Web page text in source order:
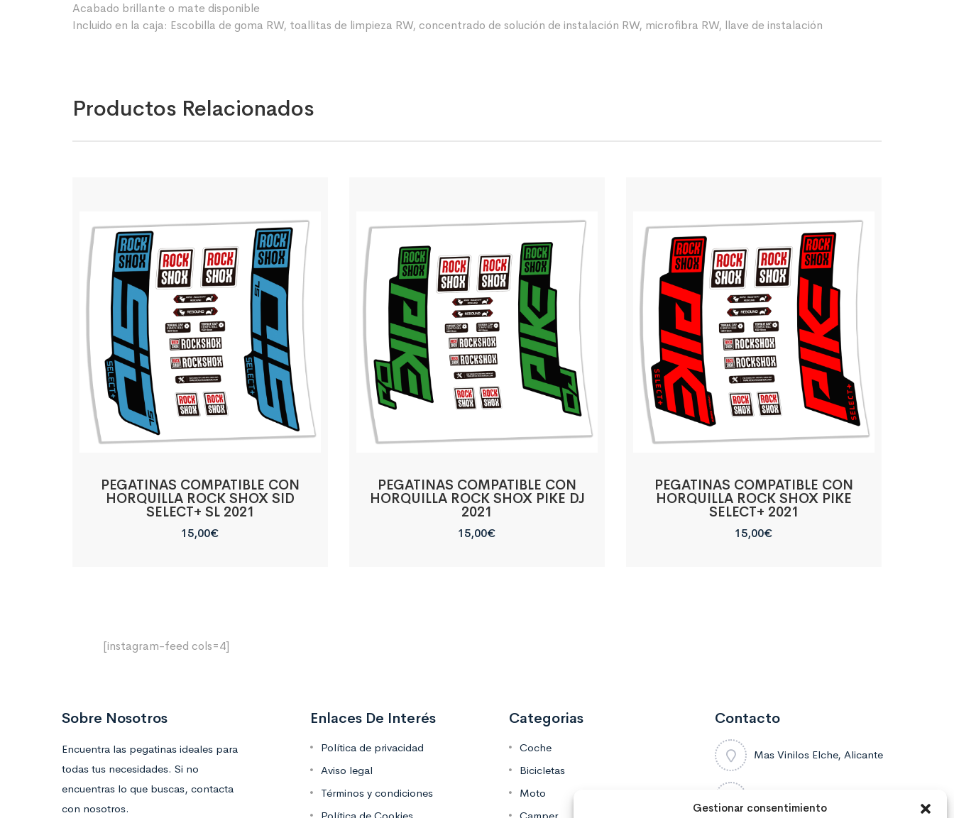
Gestionar consentimiento
Acabado brillante o mate disponible
Incluido en la caja: Escobilla de goma RW, toallitas de limpieza RW, concentrado de solución de instalación RW, microfibra RW, llave de instalación
Productos Relacionados
PEGATINAS COMPATIBLE CON
HORQUILLA ROCK SHOX SID
SELECT+ SL 2021
15,00€
PEGATINAS COMPATIBLE CON
HORQUILLA ROCK SHOX PIKE DJ
2021
15,00€
PEGATINAS COMPATIBLE CON
HORQUILLA ROCK SHOX PIKE
SELECT+ 2021
15,00€
[instagram-feed cols=4]
Sobre Nosotros
Encuentra las pegatinas ideales para
todas tus necesidades. Si no
encuentras lo que buscas, contacta
con nosotros.
Enlaces De Interés
Política de privacidad
Aviso legal
Términos y condiciones
Categorias
Coche
Bicicletas
Moto
Contacto
Mas Vinilos Elche, Alicante